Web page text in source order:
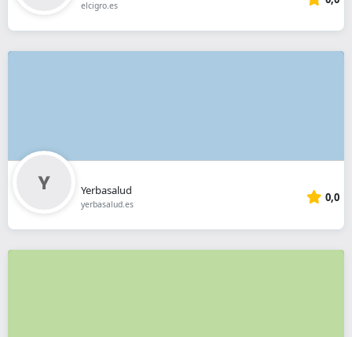
elcigro.es
Yerbasalud
yerbasalud.es 0,0